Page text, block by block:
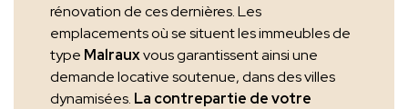
rénovation de ces dernières. Les
emplacements où se situent les immeubles de
type Malrauxvous garantissent ainsi une
demande locative soutenue, dans des villes
dynamisées. La contrepartie de votre